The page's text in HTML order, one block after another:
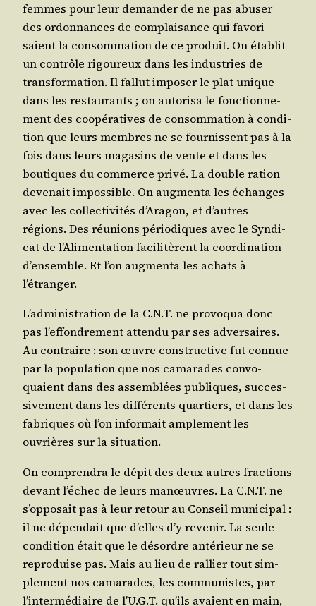
femmes pour leur deman­der de ne pas abu­ser
des ordon­nances de com­plai­sance qui favo­ri­
saient la consom­ma­tion de ce pro­duit. On éta­blit
un contrôle rigou­reux dans les indus­tries de
trans­for­ma­tion. Il fal­lut impo­ser le plat unique
dans les res­tau­rants ; on auto­ri­sa le fonc­tion­ne­
ment des coopé­ra­tives de consom­ma­tion à condi­
tion que leurs membres ne se four­nissent pas à la
fois dans leurs maga­sins de vente et dans les
bou­tiques du com­merce pri­vé. La double ration
deve­nait impos­sible. On aug­men­ta les échanges
avec les col­lec­ti­vi­tés d’A­ra­gon, et d’autres
régions. Des réunions pério­diques avec le Syn­di­
cat de l’A­li­men­ta­tion faci­li­tèrent la coor­di­na­tion
d’en­semble. Et l’on aug­men­ta les achats à
l’étranger.
L’ad­mi­nis­tra­tion de la C.N.T. ne pro­vo­qua donc
pas l’ef­fon­dre­ment atten­du par ses adver­saires.
Au contraire : son œuvre construc­tive fut connue
par la popu­la­tion que nos cama­rades convo­
quaient dans des assem­blées publiques, suc­ces­
si­ve­ment dans les dif­fé­rents quar­tiers, et dans les
fabriques où l’on infor­mait ample­ment les
ouvrières sur la situation.
On com­pren­dra le dépit des deux autres frac­tions
devant l’é­chec de leurs manœuvres. La C.N.T. ne
s’op­po­sait pas à leur retour au Conseil muni­ci­pal :
il ne dépen­dait que d’elles d’y reve­nir. La seule
condi­tion était que le désordre anté­rieur ne se
repro­duise pas. Mais au lieu de ral­lier tout sim­
ple­ment nos cama­rades, les com­mu­nistes, par
l’in­ter­mé­diaire de l’U.G.T. qu’ils avaient en main,